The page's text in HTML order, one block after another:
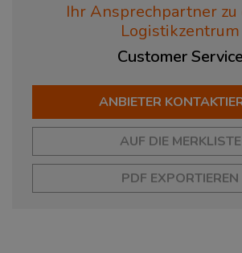
Ihr Ansprechpartner zu
Logistikzentrum
Customer Service
ANBIETER
AUF DIE MERKLISTE
PDF EXPORTIEREN